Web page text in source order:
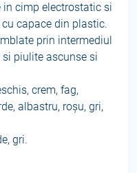
in cimp electrostatic si
capace din plastic.
prin intermediul
piulite ascunse si
crem, fag,
albastru, roșu, gri,
gri.